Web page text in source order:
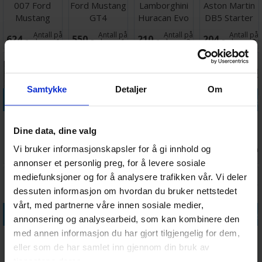
Samtykke Detaljer Om
Dine data, dine valg
Vi bruker informasjonskapsler for å gi innhold og
annonser et personlig preg, for å levere sosiale
mediefunksjoner og for å analysere trafikken vår. Vi deler
dessuten informasjon om hvordan du bruker nettstedet
vårt, med partnerne våre innen sosiale medier,
annonsering og analysearbeid, som kan kombinere den
med annen informasjon du har gjort tilgjengelig for dem,
eller som de har samlet inn gjennom din bruk av
007 Ford
Mustang
Mach I Starter
Set
624,- Antall på
lager:1
Ford Mustang
GT4
550,- Antall på
lager:1
Lamborghini
Huracan Evo
Starter Set
210,- Antall på
lager:3
Aston Martin
DB5 Starter
Set
204,- Antall på
lager:2
Legg i handlekurven
60th
Anniversary
706,- Antall på
Legg i handlekurven
T1 Samba Bus
Starter Set
589,- Antall på
lager:
Legg i handlekurven
Pickup Starter
Set
212,- Antall på
Legg i
336,- Antall på
Legg i handlekurven
Express
Locomotive S
Legg i handlekurven
Lotus Super 7
Series II
Legg i handlekurven
Fiat 500 F
Upgraded
Legg i
Lancia Stratos